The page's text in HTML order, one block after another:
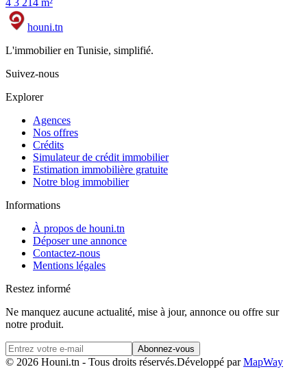
4 3 214 m²
houni.tn
L'immobilier en Tunisie, simplifié.
Suivez-nous
Explorer
Agences
Nos offres
Crédits
Simulateur de crédit immobilier
Estimation immobilière gratuite
Notre blog immobilier
Informations
À propos de houni.tn
Déposer une annonce
Contactez-nous
Mentions légales
Restez informé
Ne manquez aucune actualité, mise à jour, annonce ou offre sur
notre produit.
Abonnez-vous
© 2026 Houni.tn - Tous droits réservés.Développé parMapWay